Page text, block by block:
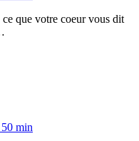
que votre coeur vous dit
min